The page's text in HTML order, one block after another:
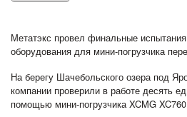
Метатэкс провел финальные
оборудования для мини-погрузчика
На берегу Шачебольского озера под
компании проверили в работе десять
помощью мини-погрузчика XCMG